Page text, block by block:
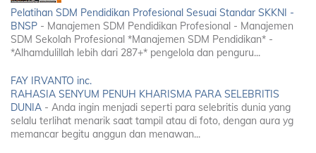
Pelatihan SDM Pendidikan Profesional Sesuai Standar SKKNI -
BNSP - Manajemen SDM Pendidikan Profesional - Manajemen
SDM Sekolah Profesional *Manajemen SDM Pendidikan* -
*Alhamdulillah lebih dari 287+* pengelola dan penguru...
FAY IRVANTO inc.
RAHASIA SENYUM PENUH KHARISMA PARA SELEBRITIS
DUNIA - Anda ingin menjadi seperti para selebritis dunia yang
selalu terlihat menarik saat tampil atau di foto, dengan aura yg
memancar begitu anggun dan menawan...